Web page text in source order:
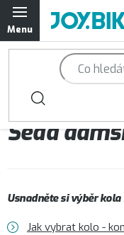
Přejít
na
obsah
Trailová kola Qayron
Horská kola Qayron
Dámská horská kola
Šedá
Usnadněte si výběr
Jak vybrat kolo -